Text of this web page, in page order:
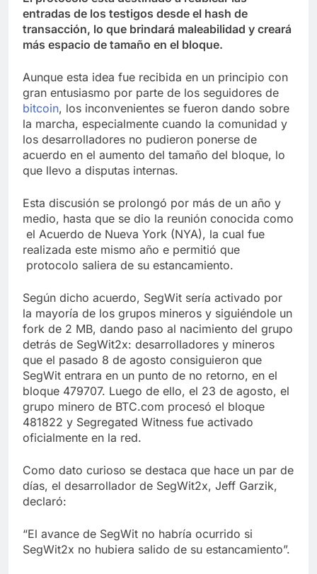
entradas de los testigos desde el hash de
transacción, lo que brindará maleabilidad y creará
más espacio de tamaño en el bloque.
Aunque esta idea fue recibida en un principio con
gran entusiasmo por parte de los seguidores de
bitcoin, los inconvenientes se fueron dando sobre
la marcha, especialmente cuando la comunidad y
los desarrolladores no pudieron ponerse de
acuerdo en el aumento del tamaño del bloque, lo
que llevo a disputas internas.
Esta discusión se prolongó por más de un año y
medio, hasta que se dio la reunión conocida como
el Acuerdo de Nueva York (NYA), la cual fue
realizada este mismo año e permitió que
protocolo saliera de su estancamiento.
Según dicho acuerdo, SegWit sería activado por
la mayoría de los grupos mineros y siguiéndole un
fork de 2 MB, dando paso al nacimiento del grupo
detrás de SegWit2x: desarrolladores y mineros
que el pasado 8 de agosto consiguieron que
SegWit entrara en un punto de no retorno, en el
bloque 479707. Luego de ello, el 23 de agosto, el
grupo minero de BTC.com procesó el bloque
481822 y Segregated Witness fue activado
oficialmente en la red.
Como dato curioso se destaca que hace un par de
días, el desarrollador de SegWit2x, Jeff Garzik,
declaró:
“El avance de SegWit no habría ocurrido si
SegWit2x no hubiera salido de su estancamiento”.